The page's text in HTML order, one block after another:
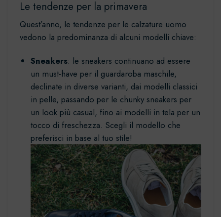
Le tendenze per la primavera
Quest’anno, le tendenze per le calzature uomo
vedono la predominanza di alcuni modelli chiave:
Sneakers: lesneakers continuano ad essere
un must-have per il guardaroba maschile,
declinate in diverse varianti, dai modelli classici
in pelle, passando per le chunky sneakers per
un look più casual, fino ai modelli in tela per un
tocco di freschezza. Scegli il modello che
preferisci in base al tuo stile!